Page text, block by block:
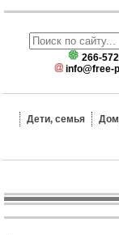
266-
info@free-
Дети, семья